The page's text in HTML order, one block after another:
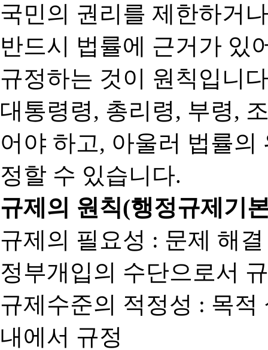
국민의 권리를 제한하거
반드시 법률에 근거가 있
규정하는 것이 원칙입니
대통령령, 총리령, 부령,
어야 하고, 아울러 법률
정할 수 있습니다.
규제의 원칙(행정규제기
규제의 필요성 : 문제 해
정부개입의 수단으로서
규제수준의 적정성 : 목
내에서 규정